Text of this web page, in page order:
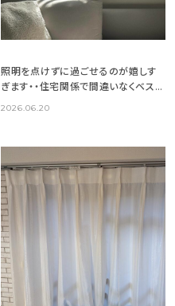
照明を点けずに過ごせるのが嬉しす
ぎます・・住宅関係で間違いなくベスト
2026.06.20